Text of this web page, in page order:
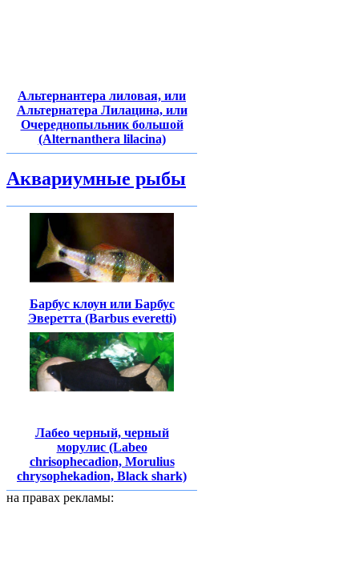
Альтернантера лиловая, или
Альтернатера Лилацина, или
Очереднопыльник большой
(Alternanthera lilacina)
Аквариумные рыбы
Барбус клоун или Барбус
Эверетта (Barbus everetti)
Лабео черный, черный
морулис (Labeo
chrisophecadion, Morulius
chrysophekadion, Black shark)
на правах рекламы: